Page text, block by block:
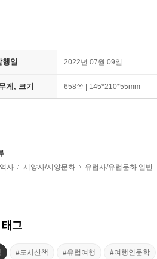
행일 2022년 07월 09일
게, 크기 658쪽 | 145*210*55mm
역사 서양사/서양문화 유럽사/유럽문화 일반
그
#도시산책 #유럽여행 #여행인문학